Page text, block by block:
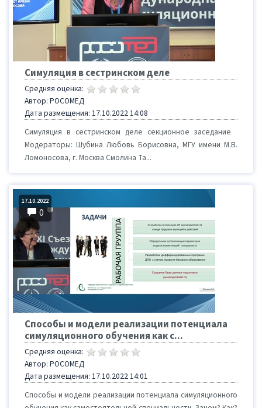
Симуляция в сестринском деле
Средняя оценка:
Автор: РОСОМЕД
Дата размещения: 17.10.2022 14:08
Симуляция в сестринском деле секционное заседание
Модераторы: Шубина Любовь Борисовна, МГУ имени М.В.
Ломоносова, г. Москва Смолина Та...
17.10.2022
0
Способы и модели реализации потенциала
симуляционного обучения как с...
Средняя оценка:
Автор: РОСОМЕД
Дата размещения: 17.10.2022 14:01
Способы и модели реализации потенциала симуляционного